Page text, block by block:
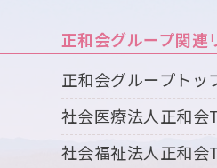
正和会グループ関連
正和会グループトッ
社会医療法人正和会
社会福祉法人正和会